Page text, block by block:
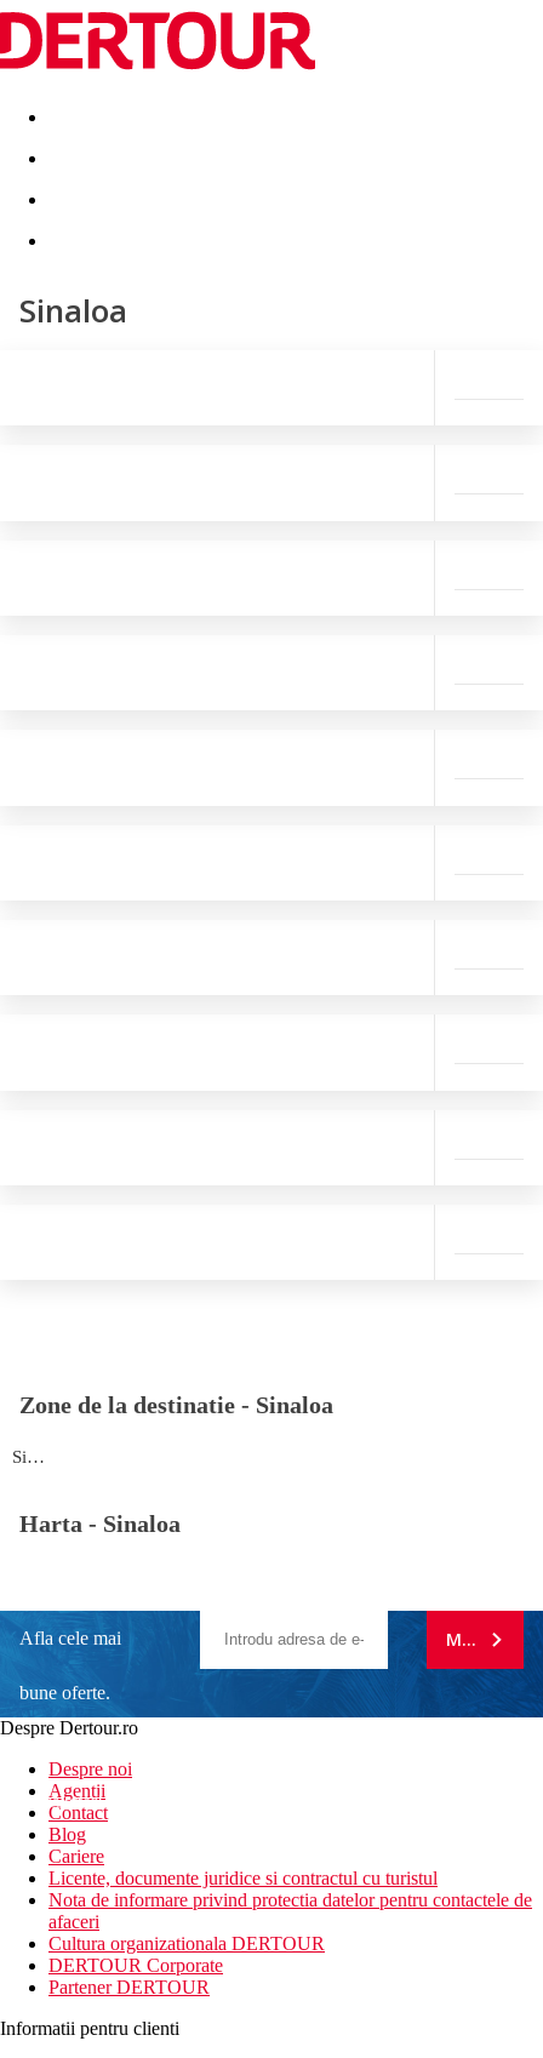
Destinatii Vacanta perfecta OFERTE DE NERATAT
Sinaloa
Zone de la destinatie - Sinaloa
Sinaloa
Harta - Sinaloa
Afla cele mai
bune oferte.
newsletter!
MA
Despre Dertour.ro
Despre noi
Agentii
Contact
Blog
Cariere
Licente, documente juridice si contractul cu turistul
Nota de informare privind protectia datelor pentru contactele de
afaceri
Cultura organizationala DERTOUR
DERTOUR Corporate
Partener DERTOUR
Informatii pentru clienti